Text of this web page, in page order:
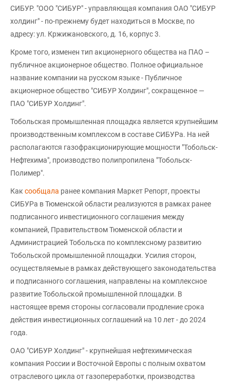
СИБУР. "ООО "СИБУР" - управляющая компания ОАО "СИБУР
холдинг" - по-прежнему будет находиться в Москве, по
адресу: ул. Кржижановского, д. 16, корпус 3.
Кроме того, изменен тип акционерного общества на ПАО –
публичное акционерное общество. Полное официальное
название компании на русском языке - Публичное
акционерное общество "СИБУР Холдинг", сокращенное —
ПАО "СИБУР Холдинг".
Тобольская промышленная площадка является крупнейшим
производственным комплексом в составе СИБУРа. На ней
располагаются газофракционирующие мощности "Тобольск-
Нефтехима", производство полипропилена "Тобольск-
Полимер".
Как сообщала ранее компания Маркет Репорт, проекты
СИБУРа в Тюменской области реализуются в рамках ранее
подписанного инвестиционного соглашения между
компанией, Правительством Тюменской области и
Администрацией Тобольска по комплексному развитию
Тобольской промышленной площадки. Усилия сторон,
осуществляемые в рамках действующего законодательства
и подписанного соглашения, направлены на комплексное
развитие Тобольской промышленной площадки. В
настоящее время стороны согласовали продление срока
действия инвестиционных соглашений на 10 лет - до 2024
года.
ОАО "СИБУР Холдинг" - крупнейшая нефтехимическая
компания России и Восточной Европы с полным охватом
отраслевого цикла от газопереработки, производства